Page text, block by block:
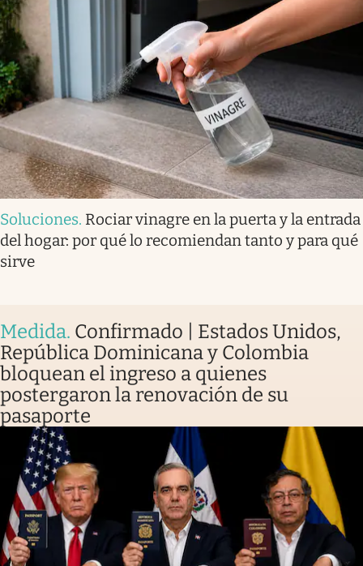
Soluciones. Rociar vinagre en la puerta y la entrada
del hogar: por qué lo recomiendan tanto y para qué
sirve
Medida. Confirmado | Estados Unidos,
República Dominicana y Colombia
bloquean el ingreso a quienes
postergaron la renovación de su
pasaporte